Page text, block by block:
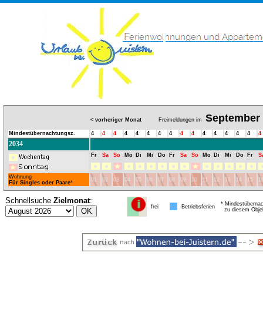
< vorheriger Monat Freimeldungen im September
Mindestübernachtungsz. 4 4 4 4 4 4 4 4 4 4 4 4 4 4 4 4
2034
Fr Sa So Mo Di Mi Do Fr Sa So Mo Di Mi Do Fr
Wohnung
Für Singles oder Paare* 01 02 03 04 05 06 07 08 09 10 11 12 13 14 15
Schnellsuche Zielmonat:
frei Betriebsferien
*
zu diesem